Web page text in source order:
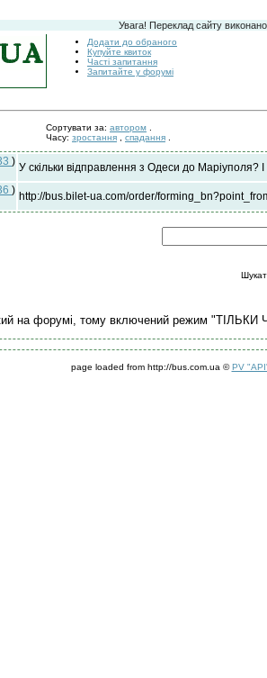
Увага! Переклад сайту
Додати до обраного
Купуйте квиток
Часті запитання
Запитайте у форумі
Сортувати за: автором
Часу: зростання спадання
) У скільки відправлення з Одеси до Маріуполя? І
) http://bus.bilet-ua.com/order/
на форумі, тому включений режим "ТІЛЬКИ
page loaded from http://bus.com.ua ©PV